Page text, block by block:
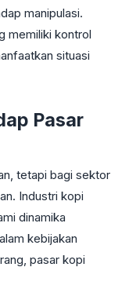
manipulasi.
memiliki kontrol
situasi
Pasar
tetapi bagi sektor
Industri kopi
dinamika
kebijakan
pasar kopi